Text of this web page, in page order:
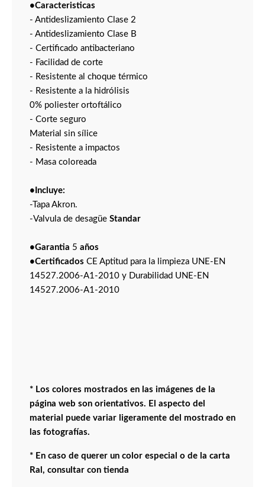
•Caracteristicas
- Antideslizamiento Clase 2
- Antideslizamiento Clase B
- Certificado antibacteriano
- Facilidad de corte
- Resistente al choque térmico
- Resistente a la hidrólisis
0% poliester ortoftálico
- Corte seguro
Material sin sílice
- Resistente a impactos
- Masa coloreada
•Incluye:
-Tapa Akron.
-Valvula de desagüe Standar
•Garantia 5 años
•Certificados CE Aptitud para la limpieza UNE-EN
14527.2006-A1-2010 y Durabilidad UNE-EN
14527.2006-A1-2010
* Los colores mostrados en las imágenes de la
página web son orientativos. El aspecto del
material puede variar ligeramente del mostrado en
las fotografías.
* En caso de querer un color especial o de la carta
Ral, consultar con tienda